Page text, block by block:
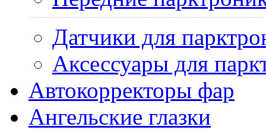
Датчики для
Аксессуары для
Автокорректоры фар
Ангельские глазки